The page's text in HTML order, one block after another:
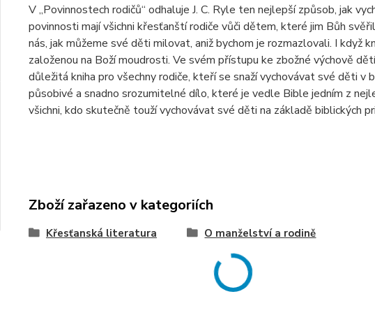
V „Povinnostech rodičů“ odhaluje J. C. Ryle ten nejlepší způsob, jak
povinnosti mají všichni křesťanští rodiče vůči dětem, které jim Bůh
nás, jak můžeme své děti milovat, aniž bychom je rozmazlovali. I když
založenou na Boží moudrosti. Ve svém přístupu ke zbožné výchově
důležitá kniha pro všechny rodiče, kteří se snaží vychovávat své děti v
působivé a snadno srozumitelné dílo, které je vedle Bible jedním z
všichni, kdo skutečně touží vychovávat své děti na základě biblických
Zboží zařazeno v kategoriích
Křesťanská literatura O manželství a rodině